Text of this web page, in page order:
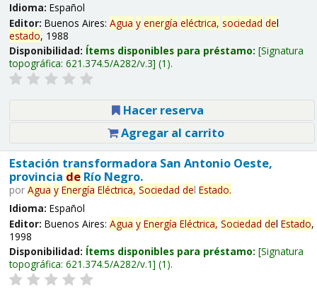
Idioma: Español
Editor: Buenos Aires: Agua y energía eléctrica, sociedad del
estado, 1988
Disponibilidad: Ítems disponibles para préstamo: Signatura
topográfica: 621.374.5/A282/v.3 (1).
Hacer reserva
Agregar al carrito
Estación transformadora San Antonio Oeste,
provincia deRío Negro.
por Agua y Energía Eléctrica, Sociedad del Estado.
Idioma: Español
Editor: Buenos Aires: Agua y Energía Eléctrica, Sociedad del Estado,
1998
Disponibilidad: Ítems disponibles para préstamo: Signatura
topográfica: 621.374.5/A282/v.1 (1).